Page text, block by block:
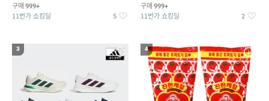
구매 999+
11번가 쇼킹딜 5
구매 999+
11번가 쇼킹딜 2
3 4